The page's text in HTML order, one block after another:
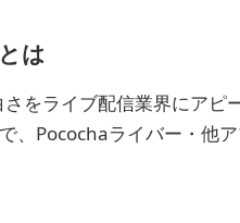
は
をライブ配信業界にアピ
、Pocochaライバー・他